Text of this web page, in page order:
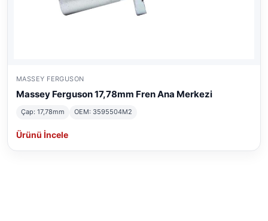
MASSEY FERGUSON
Massey Ferguson 17,78mm Fren Ana Merkezi
Çap: 17,78mm OEM: 3595504M2
Ürünü İncele